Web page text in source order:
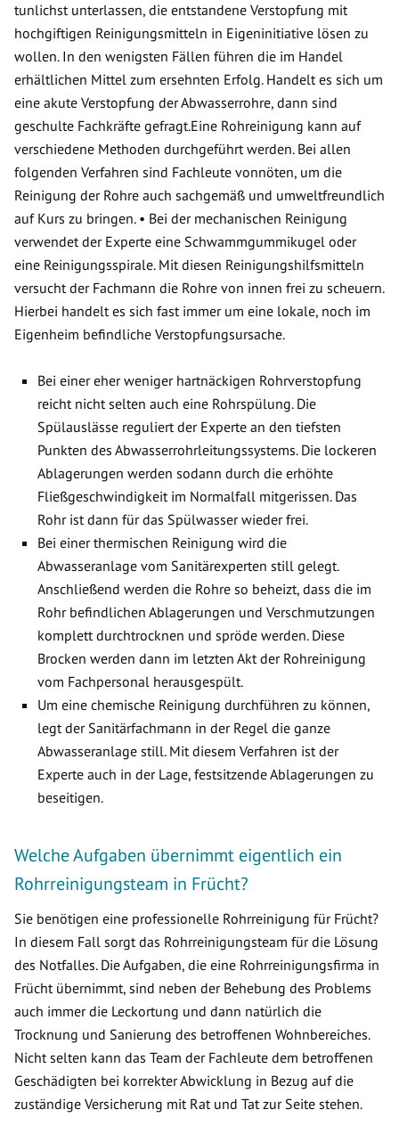
tunlichst unterlassen, die entstandene Verstopfung mit
hochgiftigen Reinigungsmitteln in Eigeninitiative lösen zu
wollen. In den wenigsten Fällen führen die im Handel
erhältlichen Mittel zum ersehnten Erfolg. Handelt es sich um
eine akute Verstopfung der Abwasserrohre, dann sind
geschulte Fachkräfte gefragt.Eine Rohreinigung kann auf
verschiedene Methoden durchgeführt werden. Bei allen
folgenden Verfahren sind Fachleute vonnöten, um die
Reinigung der Rohre auch sachgemäß und umweltfreundlich
auf Kurs zu bringen. • Bei der mechanischen Reinigung
verwendet der Experte eine Schwammgummikugel oder
eine Reinigungsspirale. Mit diesen Reinigungshilfsmitteln
versucht der Fachmann die Rohre von innen frei zu scheuern.
Hierbei handelt es sich fast immer um eine lokale, noch im
Eigenheim befindliche Verstopfungsursache.
Bei einer eher weniger hartnäckigen Rohrverstopfung
reicht nicht selten auch eine Rohrspülung. Die
Spülauslässe reguliert der Experte an den tiefsten
Punkten des Abwasserrohrleitungssystems. Die lockeren
Ablagerungen werden sodann durch die erhöhte
Fließgeschwindigkeit im Normalfall mitgerissen. Das
Rohr ist dann für das Spülwasser wieder frei.
Bei einer thermischen Reinigung wird die
Abwasseranlage vom Sanitärexperten still gelegt.
Anschließend werden die Rohre so beheizt, dass die im
Rohr befindlichen Ablagerungen und Verschmutzungen
komplett durchtrocknen und spröde werden. Diese
Brocken werden dann im letzten Akt der Rohreinigung
vom Fachpersonal herausgespült.
Um eine chemische Reinigung durchführen zu können,
legt der Sanitärfachmann in der Regel die ganze
Abwasseranlage still. Mit diesem Verfahren ist der
Experte auch in der Lage, festsitzende Ablagerungen zu
beseitigen.
Welche Aufgaben übernimmt eigentlich ein
Rohrreinigungsteam in Frücht?
Sie benötigen eine professionelle Rohrreinigung für Frücht?
In diesem Fall sorgt das Rohrreinigungsteam für die Lösung
des Notfalles. Die Aufgaben, die eine Rohrreinigungsfirma in
Frücht übernimmt, sind neben der Behebung des Problems
auch immer die Leckortung und dann natürlich die
Trocknung und Sanierung des betroffenen Wohnbereiches.
Nicht selten kann das Team der Fachleute dem betroffenen
Geschädigten bei korrekter Abwicklung in Bezug auf die
zuständige Versicherung mit Rat und Tat zur Seite stehen.